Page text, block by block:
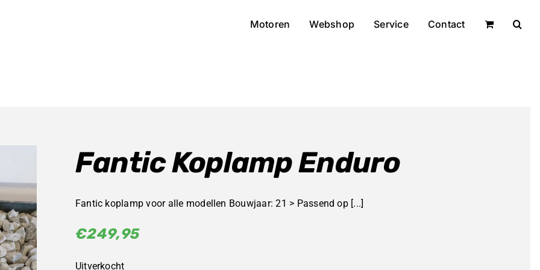
Motoren Webshop Service Contact
Fantic Koplamp Enduro
Fantic koplamp voor alle modellen Bouwjaar: 21 > Passend op [...]
€249,95
Uitverkocht